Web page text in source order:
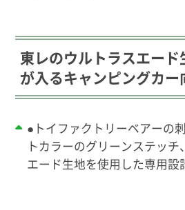
東レのウルトラスエー
が入るキャンピングカー
●トイファクトリーベアーの
トカラーのグリーンステッ
エード生地を使用した専用設